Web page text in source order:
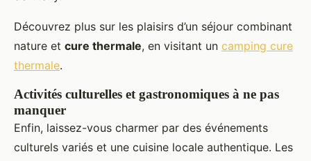
Découvrez plus sur les plaisirs d’un séjour combinant
nature et cure thermale, en visitant un camping cure
thermale.
Activités culturelles et gastronomiques à ne pas
manquer
Enfin, laissez-vous charmer par des événements
culturels variés et une cuisine locale authentique. Les